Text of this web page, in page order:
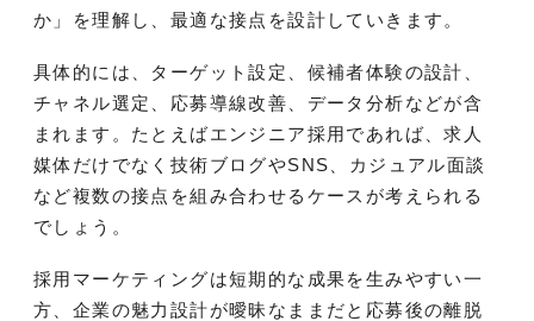
か」を理解し、最適な接点を設計していきます。
具体的には、ターゲット設定、候補者体験の設計、
チャネル選定、応募導線改善、データ分析などが含
まれます。たとえばエンジニア採用であれば、求人
媒体だけでなく技術ブログやSNS、カジュアル面談
など複数の接点を組み合わせるケースが考えられる
でしょう。
採用マーケティングは短期的な成果を生みやすい一
方、企業の魅力設計が曖昧なままだと応募後の離脱